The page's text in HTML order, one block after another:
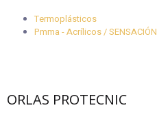
Termoplásticos
Pmma - Acrílicos /
ORLAS PROTECNIC